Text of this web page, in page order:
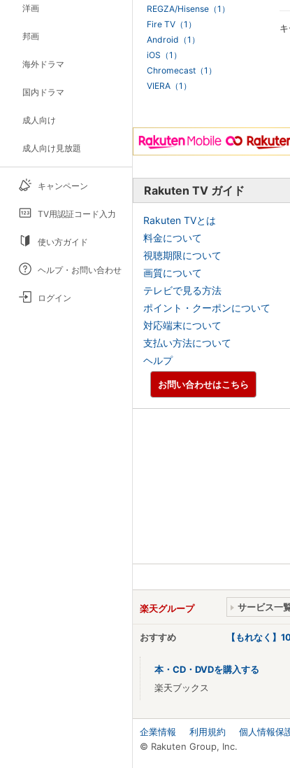
洋画
邦画
海外ドラマ
国内ドラマ
成人向け
成人向け見放題
キャンペーン
TV用認証コード入力
使い方ガイド
ヘルプ・お問い合わせ
ログイン
REGZA/Hisense（1）
Fire TV（1）
Android（1）
iOS（1）
Chromecast（1）
VIERA（1）
Rakuten TV ガイド
Rakuten TVとは
料金について
視聴期限について
画質について
テレビで見る方法
ポイント・クーポンについて
対応端末について
支払い方法について
ヘルプ
お問い合わせはこちら
楽天グループ サービス一
おすすめ 【もれなく】
本・CD・DVDを購入する
楽天ブックス
企業情報 利用規約 個人情報保
© Rakuten Group, Inc.